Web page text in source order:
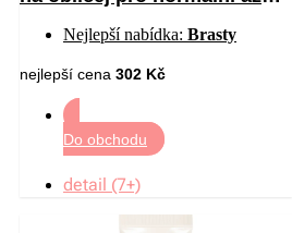
Nejlepší nabídka: Brasty
nejlepší cena 302 Kč
Do obchodu
detail (7+)